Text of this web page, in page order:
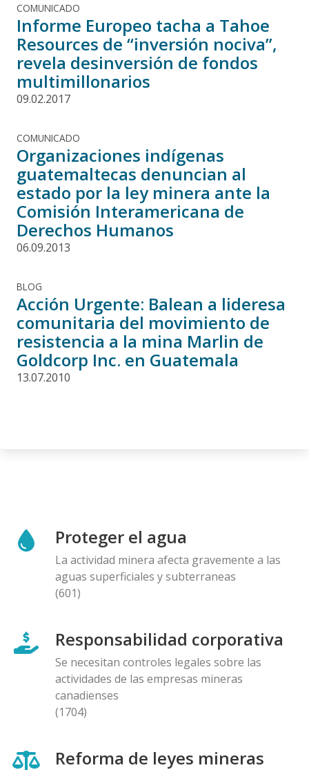
COMUNICADO
Informe Europeo tacha a Tahoe
Resources de “inversión nociva”,
revela desinversión de fondos
multimillonarios
09.02.2017
COMUNICADO
Organizaciones indígenas
guatemaltecas denuncian al
estado por la ley minera ante la
Comisión Interamericana de
Derechos Humanos
06.09.2013
BLOG
Acción Urgente: Balean a lideresa
comunitaria del movimiento de
resistencia a la mina Marlin de
Goldcorp Inc. en Guatemala
13.07.2010
Proteger el agua
La actividad minera afecta gravemente a las
aguas superficiales y subterraneas
(601)
Responsabilidad corporativa
Se necesitan controles legales sobre las
actividades de las empresas mineras
canadienses
(1704)
Reforma de leyes mineras